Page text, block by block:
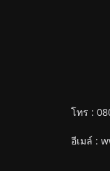
โทร :
อีเมล์ :